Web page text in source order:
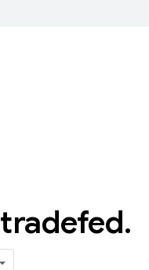
tradefed.